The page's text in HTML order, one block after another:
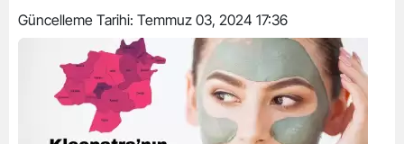
Güncelleme Tarihi: Temmuz 03, 2024 17:36